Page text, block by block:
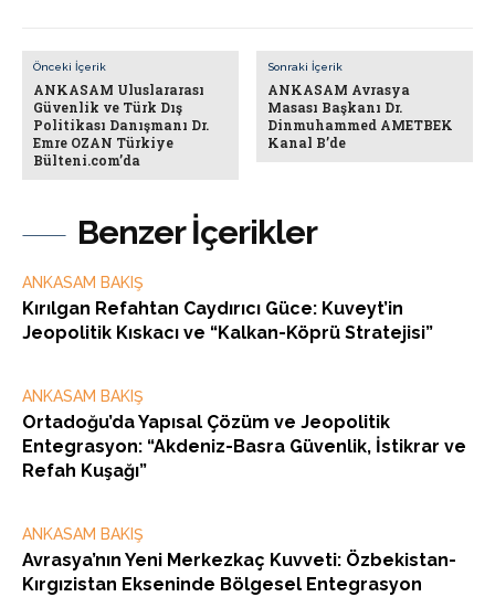
Benzer İçerikler
ANKASAM BAKIŞ
Kırılgan Refahtan Caydırıcı Güce: Kuveyt’in
Jeopolitik Kıskacı ve “Kalkan-Köprü Stratejisi”
ANKASAM BAKIŞ
Ortadoğu’da Yapısal Çözüm ve Jeopolitik
Entegrasyon: “Akdeniz-Basra Güvenlik, İstikrar ve
Refah Kuşağı”
ANKASAM BAKIŞ
Avrasya’nın Yeni Merkezkaç Kuvveti: Özbekistan-
Kırgızistan Ekseninde Bölgesel Entegrasyon
Önceki İçerik
ANKASAM Uluslararası
Güvenlik ve Türk Dış
Politikası Danışmanı Dr.
Emre OZAN Türkiye
Bülteni.com’da
Sonraki İçerik
ANKASAM Avrasya
Masası Başkanı Dr.
Dinmuhammed AMETBEK
Kanal B’de